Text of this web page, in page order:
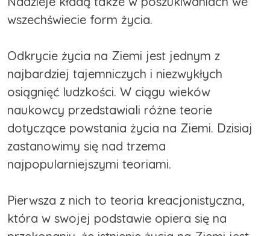
wszechświecie form życia.
Odkrycie życia na Ziemi jest jednym z
najbardziej tajemniczych i niezwykłych
osiągnięć ludzkości. W ciągu wieków
naukowcy przedstawiali różne teorie
dotyczące powstania życia na Ziemi. Dzisiaj
zastanowimy się nad trzema
najpopularniejszymi teoriami.
Pierwsza z nich to teoria kreacjonistyczna,
która w swojej podstawie opiera się na